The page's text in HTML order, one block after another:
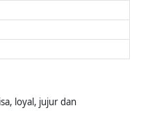
loyal, jujur dan